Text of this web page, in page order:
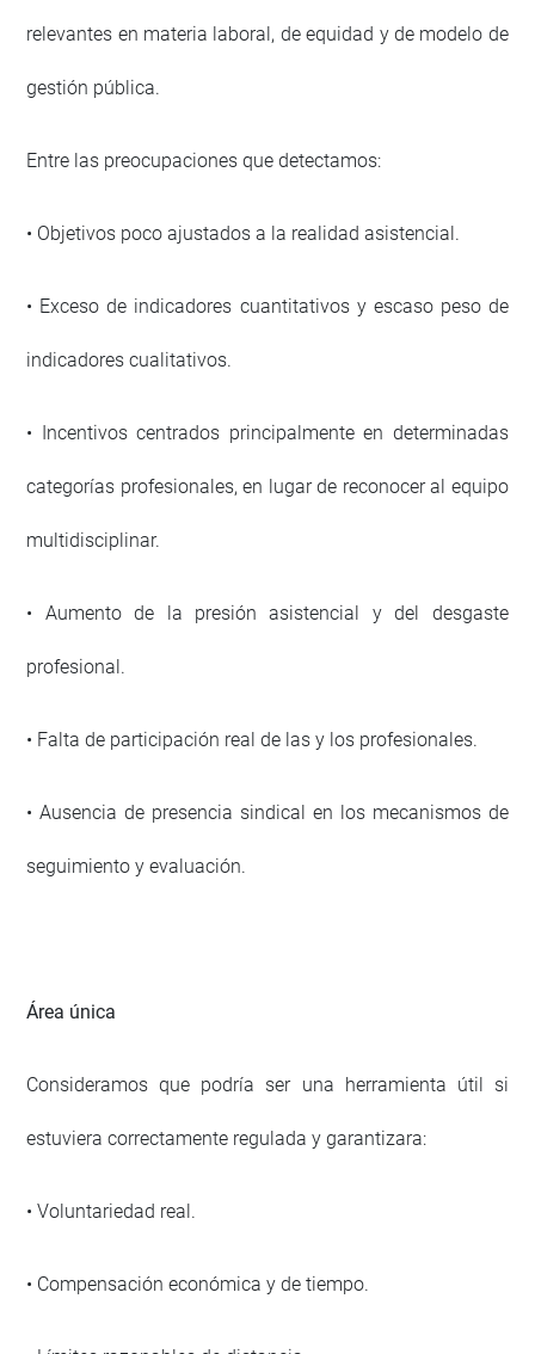
relevantes en materia laboral, de equidad y de modelo de
gestión pública.
Entre las preocupaciones que detectamos:
• Objetivos poco ajustados a la realidad asistencial.
• Exceso de indicadores cuantitativos y escaso peso de
indicadores cualitativos.
• Incentivos centrados principalmente en determinadas
categorías profesionales, en lugar de reconocer al equipo
multidisciplinar.
• Aumento de la presión asistencial y del desgaste
profesional.
• Falta de participación real de las y los profesionales.
• Ausencia de presencia sindical en los mecanismos de
seguimiento y evaluación.
Área única
Consideramos que podría ser una herramienta útil si
estuviera correctamente regulada y garantizara:
• Voluntariedad real.
• Compensación económica y de tiempo.